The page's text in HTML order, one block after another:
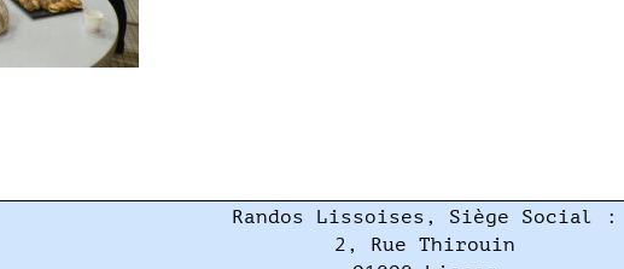
Randos Lissoises, Siège Social :
2, Rue Thirouin